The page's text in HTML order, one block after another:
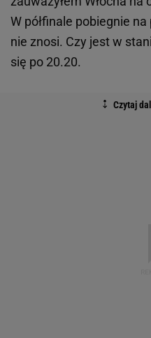
W półfinale pobiegnie
nie znosi. Czy jest w
się po 20.20.